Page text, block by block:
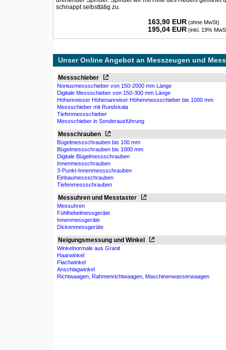
schnappt selbsttätig zu.
163,90 EUR (ohne MwSt)
195,04 EUR (inkl. 19%
Unser Online Angebot an Messzeugen und
Messschieber
Noniusmessschieber von 150-2000 mm Länge
Digitale Messschieber von 150-300 mm Länge
Höhenreisser Höhenanreiser Höhenmessschieber bis 1000 mm
Messschieber mit Rundskala
Tiefenmessschieber
Messschieber in Sonderausführung
Messchrauben
Bügelmessschrauben bis 100 mm
Bügelmessschrauben bis 1000 mm
Digitale Bügelmessschrauben
Innenmessschrauben
3-Punkt-Innenmessschrauben
Einbaumessschrauben
Tiefenmessschrauben
Messuhren und Messtaster
Messuhren
Fühlhebelmessgeräte
Innenmessgeräte
Dickenmessgeräte
Neigungsmessung und Winkel
Winkelnormale aus Granit
Haarwinkel
Flachwinkel
Anschlagwinkel
Richtwaagen, Rahmenrichtwaagen, Maschinenwasserwaagen